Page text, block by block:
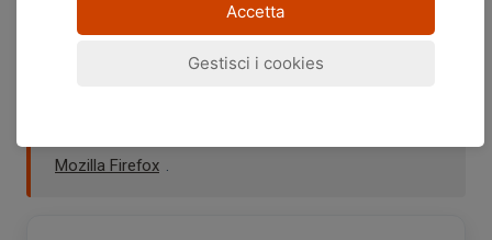
Questo contenuto è attualmente disponibile solo
traduzione integrata del browser per visualizzare la
Mozilla Firefox .
Accetta
Gestisci i cookies